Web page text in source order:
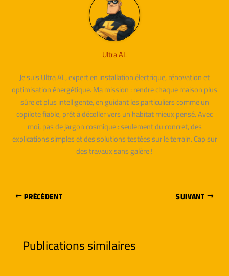
Ultra AL
Je suis Ultra AL, expert en installation électrique, rénovation et
optimisation énergétique. Ma mission : rendre chaque maison plus
sûre et plus intelligente, en guidant les particuliers comme un
copilote fiable, prêt à décoller vers un habitat mieux pensé. Avec
moi, pas de jargon cosmique : seulement du concret, des
explications simples et des solutions testées sur le terrain. Cap sur
des travaux sans galère !
PRÉCÉDENT SUIVANT
Publications similaires